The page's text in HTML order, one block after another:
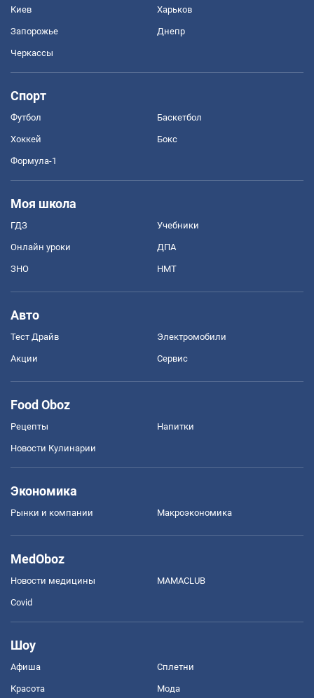
Киев Харьков
Запорожье Днепр
Черкассы
Спорт
Футбол Баскетбол
Хоккей Бокс
Формула-1
Моя школа
ГДЗ Учебники
Онлайн уроки ДПА
ЗНО НМТ
Авто
Тест Драйв Электромобили
Акции Сервис
Food Oboz
Рецепты Напитки
Новости Кулинарии
Экономика
Рынки и компании Mакроэкономика
MedOboz
Новости медицины MAMACLUB
Covid
Шоу
Афиша Сплетни
Красота Мода